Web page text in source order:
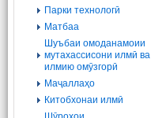
Парки технологӣ
Матбаа
Шуъбаи омоданамоии
мутахассисони илмӣ ва
илмию омӯзгорӣ
Маҷаллаҳо
Китобхонаи илмӣ